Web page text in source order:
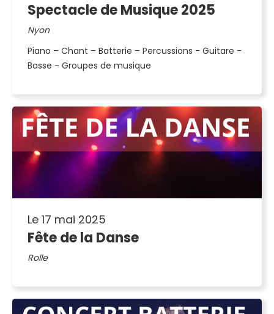
Spectacle de Musique 2025
Nyon
Piano – Chant – Batterie – Percussions - Guitare -
Basse - Groupes de musique
Le 17 mai 2025
Fête de la Danse
Rolle